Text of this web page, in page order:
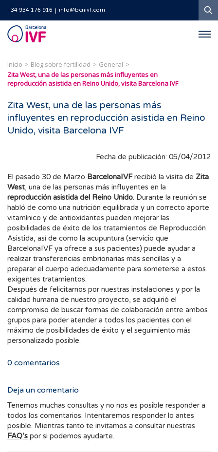
+34 934 176 916 info@bcnivf.com
Barcelona
IVF
Inicio Blog sobre fertilidad
General
Zita West, una de las personas más influyentes en
reproducción asistida en Reino Unido, visita Barcelona IVF
Zita West, una de las personas más
influyentes en reproducción asistida en Reino
Unido, visita Barcelona IVF
Fecha de publicación: 05/04/2012
El pasado 30 de Marzo BarcelonaIVFrecibió la visita de Zita
West, una de las personas más influyentes en la
reproducción asistida del Reino Unido. Durante la reunión se
habló de como una nutrición equilibrada y un correcto aporte
vitamínico y de antioxidantes pueden mejorar las
posibilidades de éxito de los tratamientos de Reproducción
Asistida, así de como la acupuntura (servicio que
BarcelonaIVF ya ofrece a sus pacientes) puede ayudar a
realizar transferencias embrionarias más sencillas y a
preparar el cuerpo adecuadamente para someterse a estos
exigentes tratamientos.
Después de felicitarnos por nuestras instalaciones y por la
calidad humana de nuestro proyecto, se adquirió el
compromiso de buscar formas de colaboración entre ambos
grupos para poder atender a todos los pacientes con el
máximo de posibilidades de éxito y el seguimiento más
personalizado posible.
0 comentarios
Deja un comentario
Tenemos muchas consultas y no nos es posible responder a
todos los comentarios. Intentaremos responder lo antes
posible. Mientras tanto te invitamos a consultar nuestras
FAQ’s por si podemos ayudarte.